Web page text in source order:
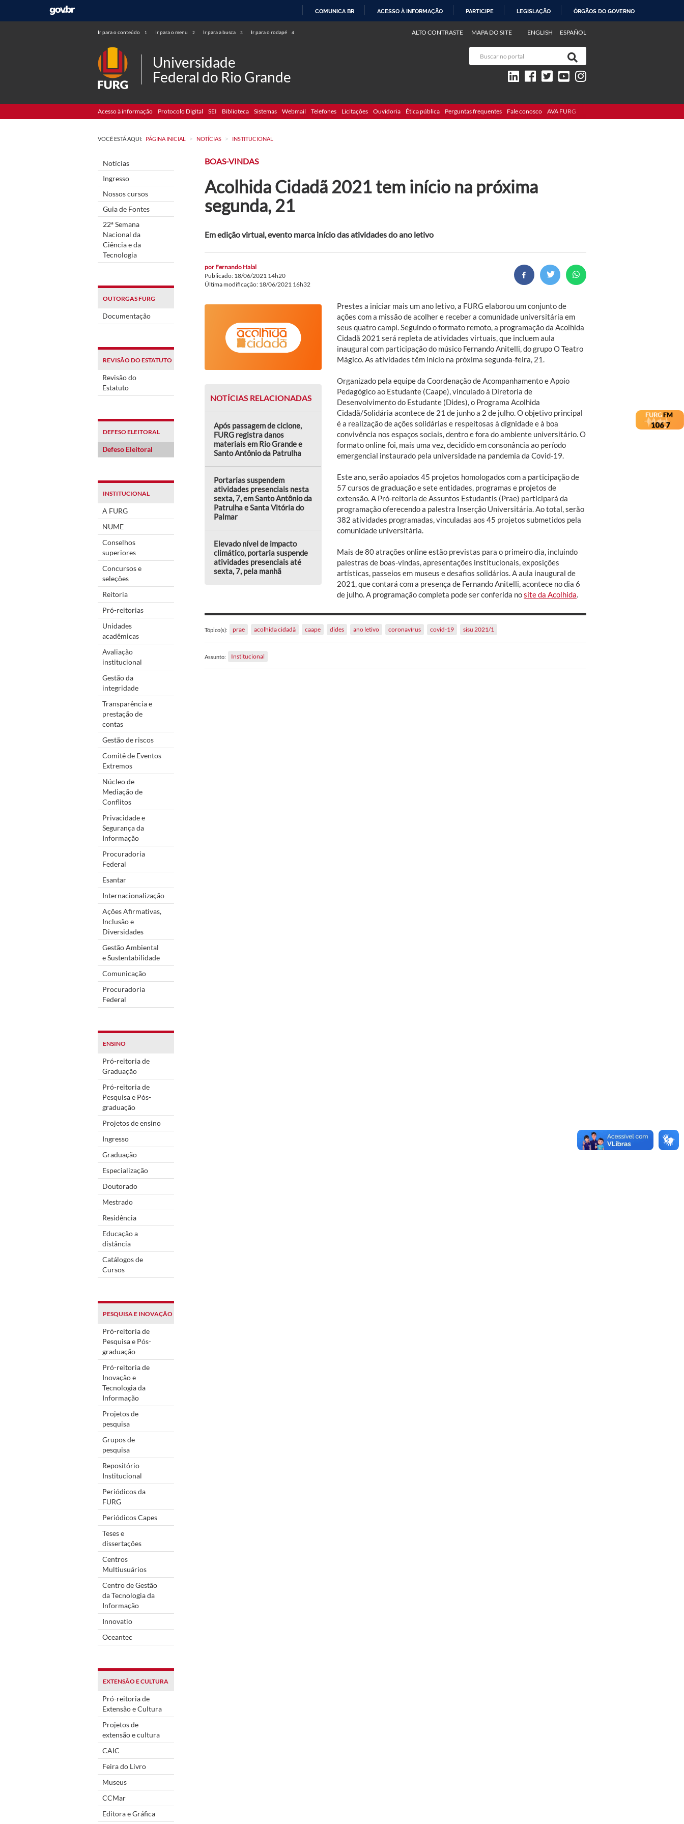
COMUNICA BR ACESSO À INFORMAÇÃO PARTICIPE LEGISLAÇÃO ÓRGÃOS DO GOVERNO
Ir para o conteúdo 1 Ir para o menu 2 Ir para a busca 3 Ir para o rodapé 4 ENGLISH ESPAÑOL
ALTO CONTRASTE MAPA DO SITE
Universidade
Federal do Rio Grande
Acesso à informação Protocolo Digital SEI Biblioteca Sistemas Webmail Telefones Licitações Ouvidoria Ética pública Perguntas frequentes Fale conosco AVA FURG
VOCÊ ESTÁ AQUI: PÁGINA INICIAL > NOTÍCIAS > INSTITUCIONAL
Notícias
Ingresso
Nossos cursos
Guia de Fontes
22ª Semana
Nacional da
Ciência e da
Tecnologia
OUTORGAS FURG
Documentação
REVISÃO DO ESTATUTO
Revisão do
Estatuto
DEFESO ELEITORAL
Defeso Eleitoral
INSTITUCIONAL
A FURG
NUME
Conselhos
superiores
Concursos e
seleções
Reitoria
Pró-reitorias
Unidades
acadêmicas
Avaliação
institucional
Gestão da
integridade
Transparência e
prestação de
contas
Gestão de riscos
Comitê de Eventos
Extremos
Núcleo de
Mediação de
Conflitos
Privacidade e
Segurança da
Informação
Procuradoria
Federal
Esantar
Internacionalização
Ações Afirmativas,
Inclusão e
Diversidades
Gestão Ambiental
e Sustentabilidade
Comunicação
Procuradoria
Federal
ENSINO
Pró-reitoria de
Graduação
Pró-reitoria de
Pesquisa e Pós-
graduação
Projetos de ensino
Ingresso
Graduação
Especialização
Doutorado
Mestrado
Residência
Educação a
distância
Catálogos de
Cursos
PESQUISA E INOVAÇÃO
Pró-reitoria de
Pesquisa e Pós-
graduação
Pró-reitoria de
Inovação e
Tecnologia da
Informação
Projetos de
pesquisa
Grupos de
pesquisa
Repositório
Institucional
Periódicos da
FURG
Periódicos Capes
Teses e
dissertações
Centros
Multiusuários
Centro de Gestão
da Tecnologia da
Informação
Innovatio
Oceantec
EXTENSÃO E CULTURA
Pró-reitoria de
Extensão e Cultura
Projetos de
extensão e cultura
CAIC
Feira do Livro
Museus
CCMar
Editora e Gráfica
BOAS-VINDAS
Acolhida Cidadã 2021 tem início na próxima
segunda, 21
Em edição virtual, evento marca início das atividades do ano letivo
por Fernando Halal
Publicado: 18/06/2021 14h20
Última modificação: 18/06/2021 16h32
Prestes a iniciar mais um ano letivo, a FURG elaborou um conjunto de
ações com a missão de acolher e receber a comunidade universitária em
seus quatro campi. Seguindo o formato remoto, a programação da Acolhida
Cidadã 2021 será repleta de atividades virtuais, que incluem aula
inaugural com participação do músico Fernando Anitelli, do grupo O Teatro
Mágico. As atividades têm início na próxima segunda-feira, 21.
NOTÍCIAS RELACIONADAS
Após passagem de ciclone,
FURG registra danos
materiais em Rio Grande e
Santo Antônio da Patrulha
Portarias suspendem
atividades presenciais nesta
sexta, 7, em Santo Antônio da
Patrulha e Santa Vitória do
Palmar
Elevado nível de impacto
climático, portaria suspende
atividades presenciais até
sexta, 7, pela manhã
Organizado pela equipe da Coordenação de Acompanhamento e Apoio
Pedagógico ao Estudante (Caape), vinculado à Diretoria de
Desenvolvimento do Estudante (Dides), o Programa Acolhida
Cidadã/Solidária acontece de 21 de junho a 2 de julho. O objetivo principal
é a realização de ações solidárias e respeitosas à dignidade e à boa
convivência nos espaços sociais, dentro e fora do ambiente universitário. O
formato online foi, mais uma vez, decidido em consonância ao período
emergencial instaurado pela universidade na pandemia da Covid-19.
Este ano, serão apoiados 45 projetos homologados com a participação de
57 cursos de graduação e sete entidades, programas e projetos de
extensão. A Pró-reitoria de Assuntos Estudantis (Prae) participará da
programação oferecendo a palestra Inserção Universitária. Ao total, serão
382 atividades programadas, vinculadas aos 45 projetos submetidos pela
comunidade universitária.
Mais de 80 atrações online estão previstas para o primeiro dia, incluindo
palestras de boas-vindas, apresentações institucionais, exposições
artísticas, passeios em museus e desafios solidários. A aula inaugural de
2021, que contará com a presença de Fernando Anitelli, acontece no dia 6
de julho. A programação completa pode ser conferida nosite da Acolhida
Tópico(s): prae acolhida cidadã caape dides ano letivo coronavírus covid-19 sisu 2021/1
Assunto: Institucional